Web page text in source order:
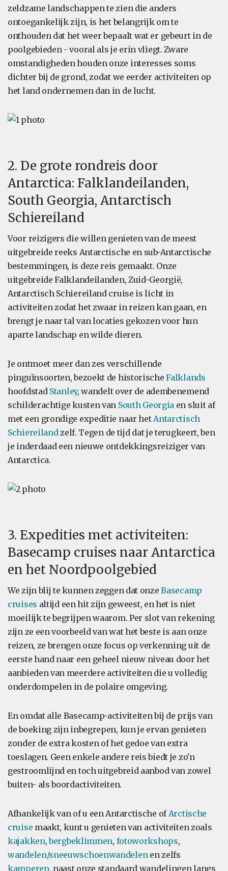
zeldzame landschappen te zien die anders
ontoegankelijk zijn, is het belangrijk om te
onthouden dat het weer bepaalt wat er gebeurt in de
poolgebieden - vooral als je erin vliegt. Zware
omstandigheden houden onze interesses soms
dichter bij de grond, zodat we eerder activiteiten op
het land ondernemen dan in de lucht.
2. De grote rondreis door
Antarctica: Falklandeilanden,
South Georgia, Antarctisch
Schiereiland
Voor reizigers die willen genieten van de meest
uitgebreide reeks Antarctische en sub-Antarctische
bestemmingen, is deze reis gemaakt. Onze
uitgebreide Falklandeilanden, Zuid-Georgië,
Antarctisch Schiereiland cruise is licht in
activiteiten zodat het zwaar in reizen kan gaan, en
brengt je naar tal van locaties gekozen voor hun
aparte landschap en wilde dieren.
Je ontmoet meer dan zes verschillende
pinguïnsoorten, bezoekt de historischeFalklands
hoofdstad Stanley, wandelt over de adembenemend
schilderachtige kusten van South Georgia en sluit af
met een grondige expeditie naar hetAntarctisch
Schiereilandzelf. Tegen de tijd dat je terugkeert, ben
je inderdaad een nieuwe ontdekkingsreiziger van
Antarctica.
3. Expedities met activiteiten:
Basecamp cruises naar Antarctica
en het Noordpoolgebied
We zijn blij te kunnen zeggen dat onzeBasecamp
cruises altijd een hit zijn geweest, en het is niet
moeilijk te begrijpen waarom. Per slot van rekening
zijn ze een voorbeeld van wat het beste is aan onze
reizen, ze brengen onze focus op verkenning uit de
eerste hand naar een geheel nieuw niveau door het
aanbieden van meerdere activiteiten die u volledig
onderdompelen in de polaire omgeving.
En omdat alle Basecamp-activiteiten bij de prijs van
de boeking zijn inbegrepen, kun je ervan genieten
zonder de extra kosten of het gedoe van extra
toeslagen. Geen enkele andere reis biedt je zo'n
gestroomlijnd en toch uitgebreid aanbod van zowel
buiten- als boordactiviteiten.
Afhankelijk van of u een Antarctische ofArctische
cruise maakt, kunt u genieten van activiteiten zoals
kajakken,bergbeklimmen, fotoworkshops,
wandelen/sneeuwschoenwandelenen zelfs
kamperen, naast onze standaard wandelingen langs